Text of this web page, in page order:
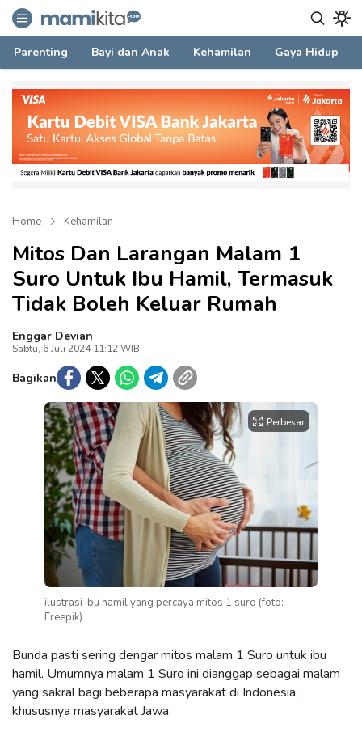
mamikita.com
Informasi Parenting untuk Mami Milenial
Parenting Bayi dan Anak Kehamilan Gaya Hidup
Home Kehamilan
Mitos Dan Larangan Malam 1
Suro Untuk Ibu Hamil, Termasuk
Tidak Boleh Keluar Rumah
Enggar Devian
Sabtu, 6 Juli 2024 11:12 WIB
Bagikan
Perbesar
ilustrasi ibu hamil yang percaya mitos 1 suro (foto:
Freepik)
Bunda pasti sering dengar mitos malam 1 Suro untuk ibu
hamil. Umumnya malam 1 Suro ini dianggap sebagai malam
yang sakral bagi beberapa masyarakat di Indonesia,
khususnya masyarakat Jawa.